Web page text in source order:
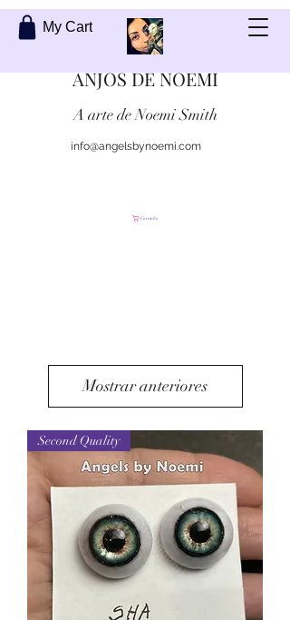
My Cart
ANJOS DE NOEMI
A arte de Noemi Smith
info@angelsbynoemi.com
Carrinho
Mostrar anteriores
Second Quality